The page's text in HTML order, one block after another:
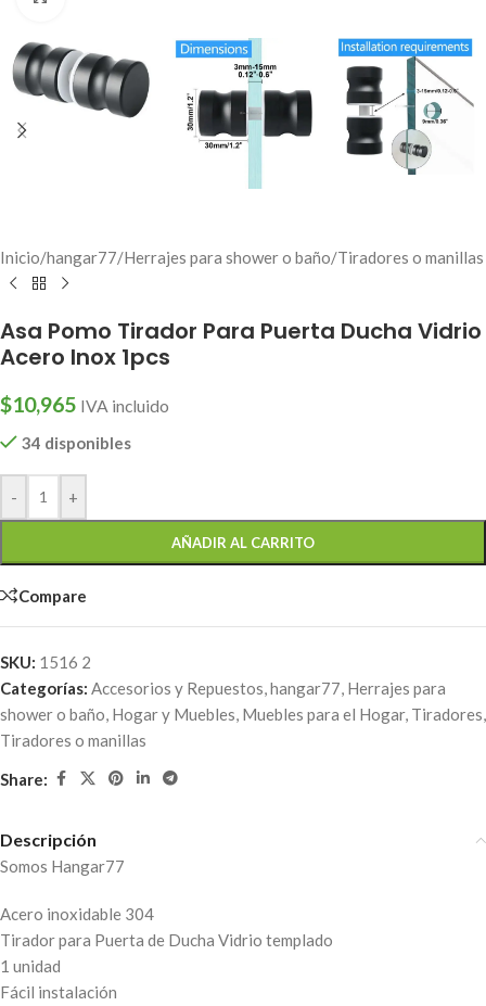
Inicio/hangar77/Herrajes para shower o baño/Tiradores o manillas
Asa Pomo Tirador Para Puerta Ducha Vidrio
Acero Inox 1pcs
$10,965 IVA incluido
34 disponibles
- +
AÑADIR AL CARRITO
Compare
SKU: 1516 2
Categorías: Accesorios y Repuestos,hangar77, Herrajes para
shower o baño, Hogar y Muebles, Muebles para el Hogar, Tiradores,
Tiradores o manillas
Share:
Descripción
Somos Hangar77
Acero inoxidable 304
Tirador para Puerta de Ducha Vidrio templado
1 unidad
Fácil instalación